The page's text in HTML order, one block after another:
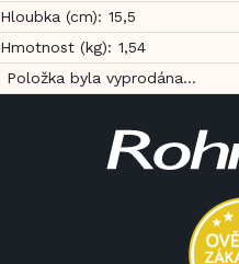
Hloubka (cm): 15,5
Hmotnost (kg): 1,54
Položka byla vyprodána…